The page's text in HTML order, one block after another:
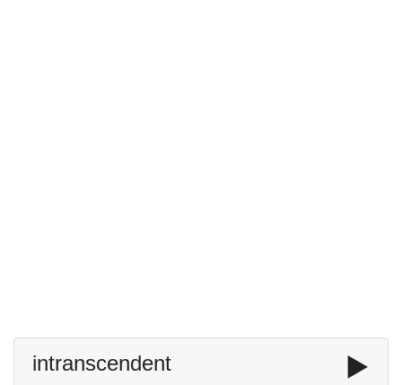
intranscendent ▶️